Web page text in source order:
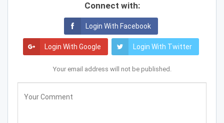
Connect with:
Login With Facebook
Login With Google Login With Twitter
Your email address will not be published.